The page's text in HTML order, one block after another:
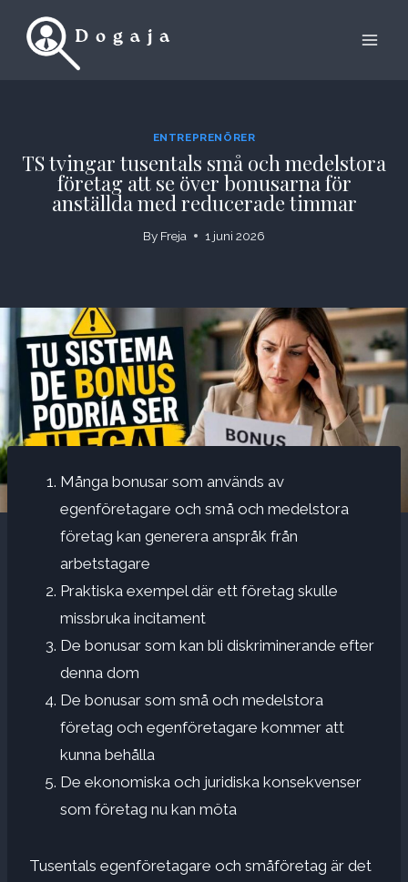
ENTREPRENÖRER
TS tvingar tusentals små och medelstora
företag att se över bonusarna för
anställda med reducerade timmar
By Freja 1 juni 2026
Många bonusar som används av
egenföretagare och små och medelstora
företag kan generera anspråk från
arbetstagare
Praktiska exempel där ett företag skulle
missbruka incitament
De bonusar som kan bli diskriminerande efter
denna dom
De bonusar som små och medelstora
företag och egenföretagare kommer att
kunna behålla
De ekonomiska och juridiska konsekvenser
som företag nu kan möta
Tusentals egenföretagare och småföretag är det